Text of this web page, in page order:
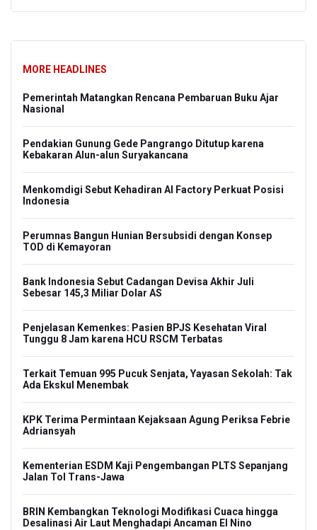
MORE HEADLINES
Pemerintah Matangkan Rencana Pembaruan Buku Ajar
Nasional
Pendakian Gunung Gede Pangrango Ditutup karena
Kebakaran Alun-alun Suryakancana
Menkomdigi Sebut Kehadiran AI Factory Perkuat Posisi
Indonesia
Perumnas Bangun Hunian Bersubsidi dengan Konsep
TOD di Kemayoran
Bank Indonesia Sebut Cadangan Devisa Akhir Juli
Sebesar 145,3 Miliar Dolar AS
Penjelasan Kemenkes: Pasien BPJS Kesehatan Viral
Tunggu 8 Jam karena HCU RSCM Terbatas
Terkait Temuan 995 Pucuk Senjata, Yayasan Sekolah: Tak
Ada Ekskul Menembak
KPK Terima Permintaan Kejaksaan Agung Periksa Febrie
Adriansyah
Kementerian ESDM Kaji Pengembangan PLTS Sepanjang
Jalan Tol Trans-Jawa
BRIN Kembangkan Teknologi Modifikasi Cuaca hingga
Desalinasi Air Laut Menghadapi Ancaman El Nino